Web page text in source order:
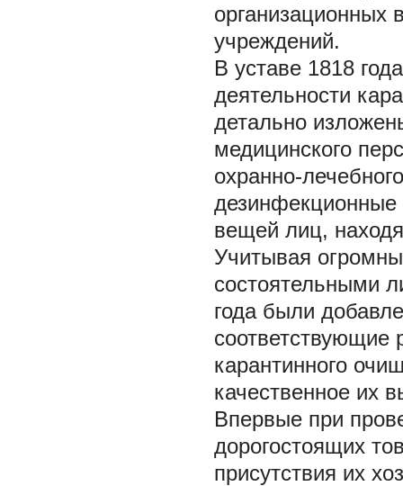
организационных
учреждений.
В уставе 1818
деятельности
детально
медицинского
охранно-
вещей лиц,
Учитывая
состоятельными
года были
карантинного
качественное их
Впервые при
дорогостоящих
присутствия их